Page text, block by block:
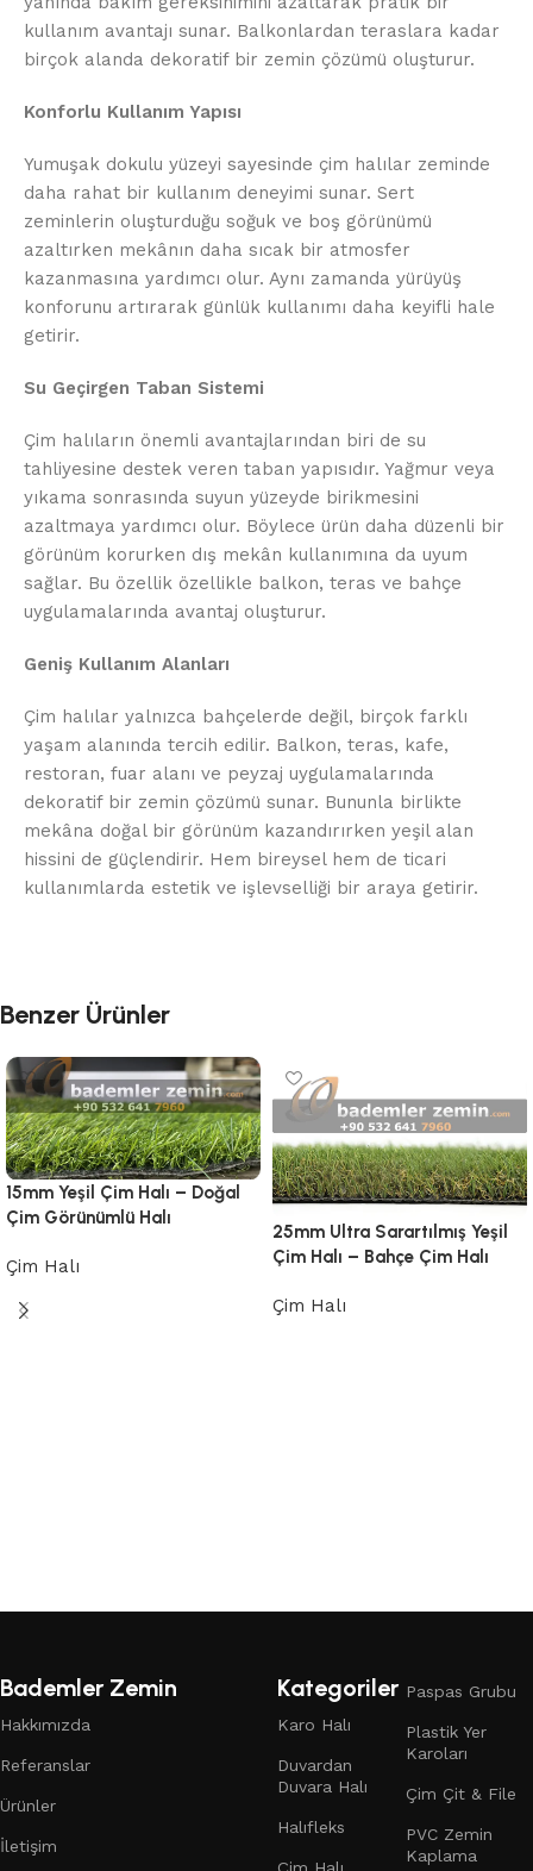
kullanım avantajı sunar. Balkonlardan teraslara kadar
birçok alanda dekoratif bir zemin çözümü oluşturur.
Konforlu Kullanım Yapısı
Yumuşak dokulu yüzeyi sayesinde çim halılar zeminde
daha rahat bir kullanım deneyimi sunar. Sert
zeminlerin oluşturduğu soğuk ve boş görünümü
azaltırken mekânın daha sıcak bir atmosfer
kazanmasına yardımcı olur. Aynı zamanda yürüyüş
konforunu artırarak günlük kullanımı daha keyifli hale
getirir.
Su Geçirgen Taban Sistemi
Çim halıların önemli avantajlarından biri de su
tahliyesine destek veren taban yapısıdır. Yağmur veya
yıkama sonrasında suyun yüzeyde birikmesini
azaltmaya yardımcı olur. Böylece ürün daha düzenli bir
görünüm korurken dış mekân kullanımına da uyum
sağlar. Bu özellik özellikle balkon, teras ve bahçe
uygulamalarında avantaj oluşturur.
Geniş Kullanım Alanları
Çim halılar yalnızca bahçelerde değil, birçok farklı
yaşam alanında tercih edilir. Balkon, teras, kafe,
restoran, fuar alanı ve peyzaj uygulamalarında
dekoratif bir zemin çözümü sunar. Bununla birlikte
mekâna doğal bir görünüm kazandırırken yeşil alan
hissini de güçlendirir. Hem bireysel hem de ticari
kullanımlarda estetik ve işlevselliği bir araya getirir.
Benzer Ürünler
15mm Yeşil Çim Halı – Doğal
Çim Görünümlü Halı
Çim Halı
Devamını oku
25mm Ultra Sarartılmış Yeşil
Çim Halı – Bahçe Çim Halı
Çim Halı
Bademler Zemin
Hakkımızda
Referanslar
Ürünler
İletişim
Kategoriler
Karo Halı
Duvardan
Duvara Halı
Halıfleks
Çim Halı
Paspas Grubu
Plastik Yer
Karoları
Çim Çit & File
PVC Zemin
Kaplama